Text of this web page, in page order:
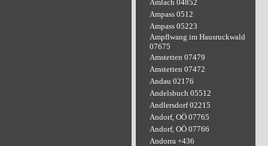
Amlach 04852
Ampass 0512
Ampass 05223
Ampflwang im Hausruckwald
07675
Amstetten 07479
Amstetten 07472
Andau 02176
Andelsbuch 05512
Andlersdorf 02215
Andorf, OÖ 07765
Andorf, OÖ 07766
Andorra +436